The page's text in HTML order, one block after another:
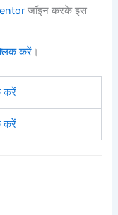
जॉइन करके इस
करें ।
करें
करें